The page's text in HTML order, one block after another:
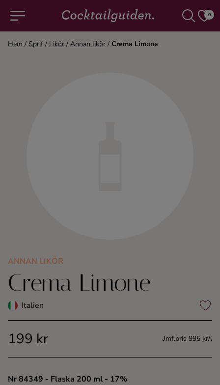
0
Konjak
Likör
Shots
Hem / Sprit / Likör / Annan likör / Crema Limone
ANNAN LIKÖR
Crema Limone
Italien
199 kr Jmf.pris 995 kr/l
Nr 84349 - Flaska 200 ml - 17%